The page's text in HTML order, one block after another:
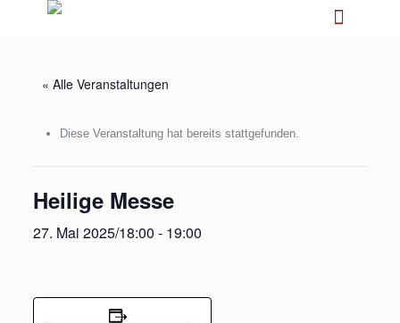
« Alle Veranstaltungen
Diese Veranstaltung hat bereits stattgefunden.
Heilige Messe
27. Mai 2025/18:00 - 19:00